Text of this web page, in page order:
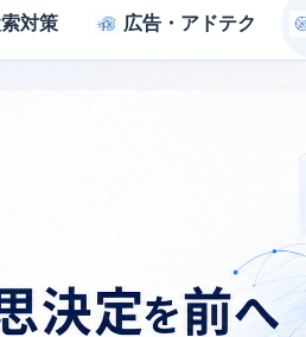
対策 広告・アドテク